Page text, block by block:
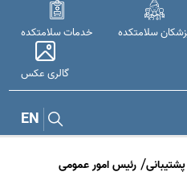
سلامتکده خدمات سلامتکده
گالری عکس
EN
رئیس امور عمومی